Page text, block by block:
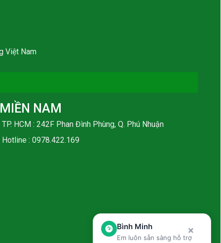
Việt Nam
MIỀN NAM
TP. HCM : 242F Phan Đình Phùng, Q. Phú Nhuận
Hotline :0978.422.169
Bình Minh
Em luôn sẵn sàng hỗ trợ
×